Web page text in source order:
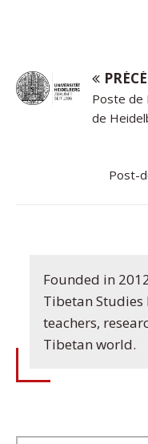
Poste de
de
Post-
Founded in
Tibetan
teachers,
Tibetan world.